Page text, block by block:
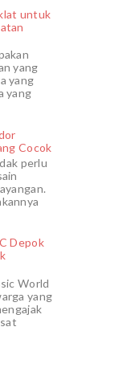
untuk
yang
yang
yang
Cocok
perlu
Depok
World
yang